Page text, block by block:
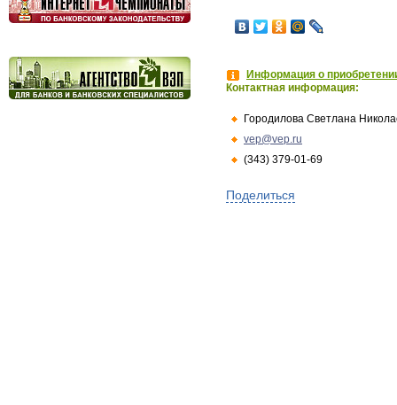
Информация о
Контактная информация:
Городилова Светлана
vep@vep.ru
(343) 379-01-69
Поделиться